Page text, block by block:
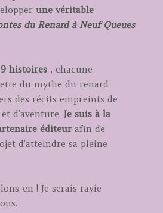
une véritable
du Renard à Neuf Queues
9 histoires , chacune
du mythe du renard
des récits empreints de
d’aventure. Je suis à la
éditeur afin de
d’atteindre sa pleine
en ! Je serais ravie